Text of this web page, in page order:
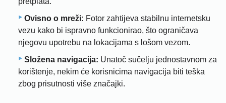
Ovisno o mreži: Fotor zahtijeva stabilnu internetsku
vezu kako bi ispravno funkcionirao, što ograničava
njegovu upotrebu na lokacijama s lošom vezom.
Složena navigacija: Unatoč sučelju jednostavnom za
korištenje, nekim će korisnicima navigacija biti teška
zbog prisutnosti više značajki.